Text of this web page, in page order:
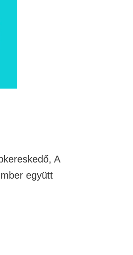
A
együtt